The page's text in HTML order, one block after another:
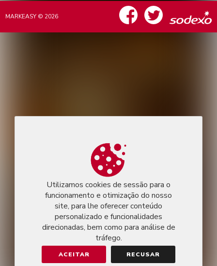
Utilizamos cookies de sessão para o
funcionamento e otimização do nosso
site, para lhe oferecer conteúdo
personalizado e funcionalidades
direcionadas, bem como para análise de
tráfego.
ACEITAR RECUSAR
MARKEASY © 2026